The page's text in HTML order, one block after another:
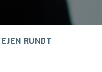
RUNDT